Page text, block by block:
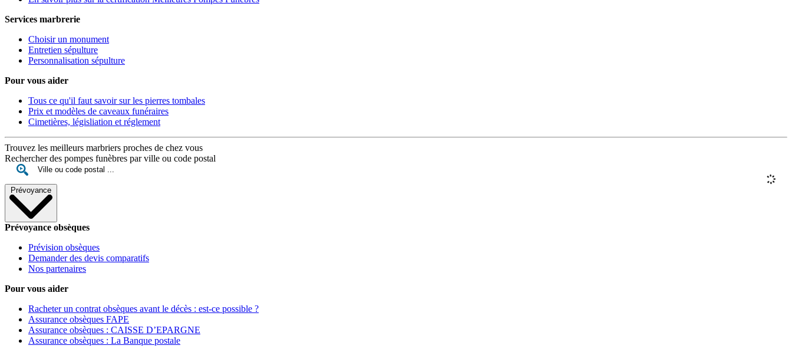
Services marbrerie
Choisir un monument
Entretien sépulture
Personnalisation sépulture
Pour vous aider
Tous ce qu'il faut savoir sur les pierres tombales
Prix et modèles de caveaux funéraires
Cimetières, législiation et réglement
Trouvez les meilleurs marbriers proches de chez vous
Rechercher des pompes funèbres par ville ou code postal
Prévoyance
Prévoyance obsèques
Prévision obsèques
Demander des devis comparatifs
Nos partenaires
Pour vous aider
Racheter un contrat obsèques avant le décès : est-ce possible ?
Assurance obsèques FAPE
Assurance obsèques : CAISSE D’EPARGNE
Assurance obsèques : La Banque postale